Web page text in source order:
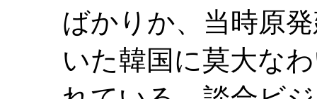
ばかりか、当時原
いた韓国に莫大な